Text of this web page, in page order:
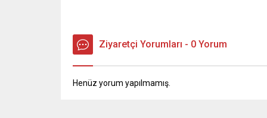
Ziyaretçi Yorumları - 0 Yorum
Henüz yorum yapılmamış.